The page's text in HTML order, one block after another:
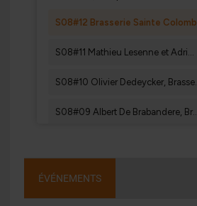
ÉVÉNEMENTS